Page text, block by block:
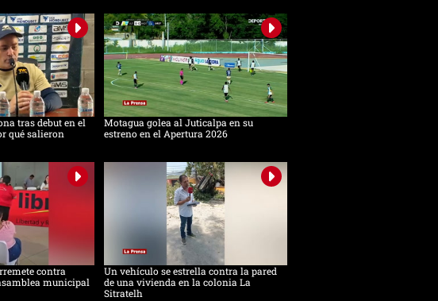
tras debut en el
qué salieron
Motagua golea al Juticalpa en su
estreno en el Apertura 2026
contra
municipal
Un vehículo se estrella contra la pared
de una vivienda en la colonia La
Sitratelh